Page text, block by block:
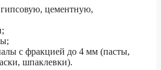
цементную,
с фракцией до 4 мм (пасты,
шпаклевки).